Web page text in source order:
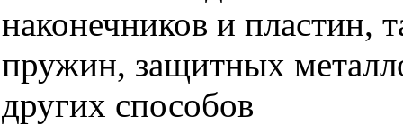
наконечников и пластин,
пружин, защитных
других способов